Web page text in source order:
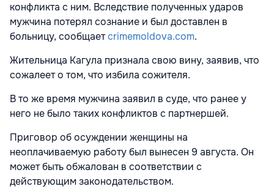
конфликта с ним. Вследствие полученных ударов
мужчина потерял сознание и был доставлен в
больницу, сообщаетcrimemoldova.com.
Жительница Кагула признала свою вину, заявив, что
сожалеет о том, что избила сожителя.
В то же время мужчина заявил в суде, что ранее у
него не было таких конфликтов с партнершей.
Приговор об осуждении женщины на
неоплачиваемую работу был вынесен 9 августа. Он
может быть обжалован в соответствии с
действующим законодательством.